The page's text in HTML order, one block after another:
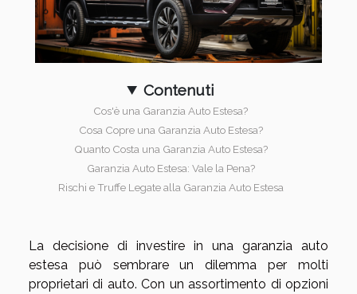
Contenuti
Cos'è una Garanzia Auto Estesa?
Cosa Copre una Garanzia Auto Estesa?
Quanto Costa una Garanzia Auto Estesa?
Garanzia Auto Estesa: Vale la Pena?
Rischi e Truffe Legate alla Garanzia Auto Estesa
La decisione di investire in una garanzia auto
estesa può sembrare un dilemma per molti
proprietari di auto. Con un assortimento di opzioni